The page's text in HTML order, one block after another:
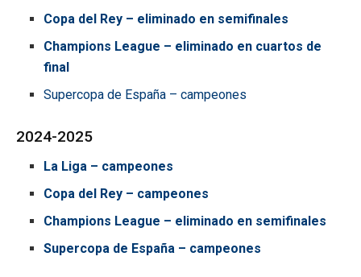
Copa del Rey – eliminado en semifinales
Champions League – eliminado en cuartos de
final
Supercopa de España – campeones
2024-2025
La Liga – campeones
Copa del Rey – campeones
Champions League – eliminado en semifinales
Supercopa de España – campeones